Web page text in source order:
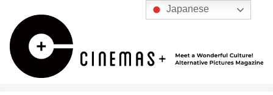
Japanese